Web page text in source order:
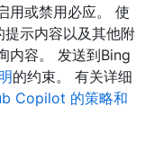
用或禁用必应。 使
示内容以及其他附
内容。 发送到Bing
的约束。 有关详细
Copilot 的策略和